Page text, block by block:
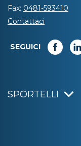
Fax: 0481-593410
Contattaci
SEGUICI
SPORTELLI